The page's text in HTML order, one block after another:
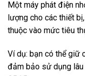
Một máy phát điện
lượng cho các thiết
thuộc vào mức tiêu
Ví dụ: bạn có thể giữ
đảm bảo sử dụng